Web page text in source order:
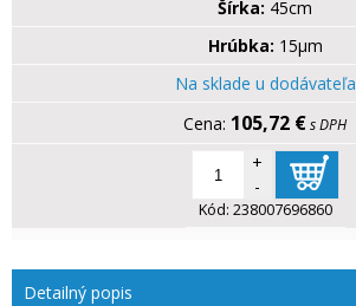
Šírka: 45cm
Hrúbka: 15µm
Na sklade u dodávateľa
105,72 €s DPH
+
-
Kód: 238007696860
Detailný popis